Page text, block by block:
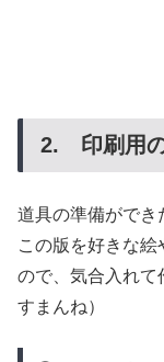
2. 印刷用
道具の準備がで
この版を好きな
ので、気合入れて
すまんね）